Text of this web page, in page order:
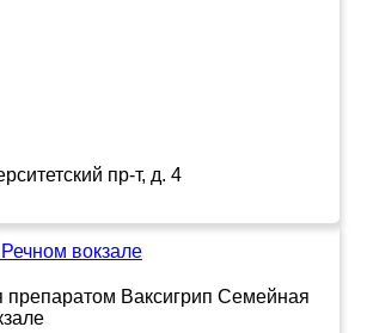
пр-т, д. 4
вокзале